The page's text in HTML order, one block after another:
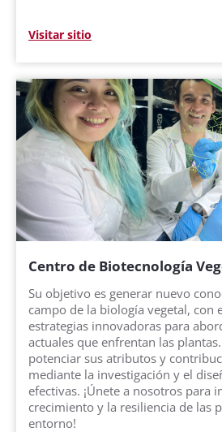
Visitar sitio
Centro de Biotecnología
Su objetivo es generar nuevo
campo de la biología vegetal, con
estrategias innovadoras para
actuales que enfrentan las
potenciar sus atributos y
mediante la investigación y el
efectivas. ¡Únete a nosotros para
crecimiento y la resiliencia de las
entorno!